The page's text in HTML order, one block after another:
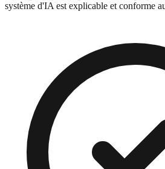
système d'IA est explicable et conforme